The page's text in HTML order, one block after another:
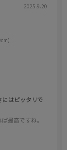
2025.9.20
にはピッタリで
最高ですね。